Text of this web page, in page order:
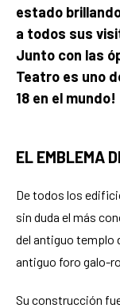
estado
a todos sus
Junto con las
Teatro es uno
18 en el mundo!
EL EMBLEMA
De todos los
sin duda el más
del antiguo templo
antiguo foro galo-
Su construcción